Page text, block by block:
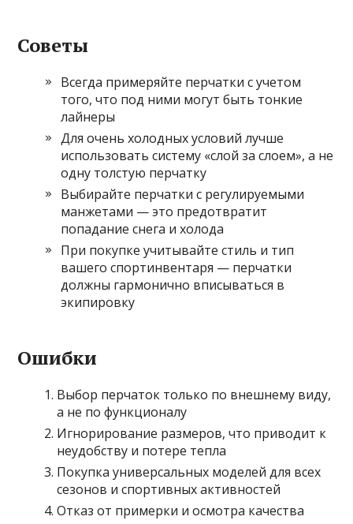
Советы
Всегда примеряйте перчатки с учетом
того, что под ними могут быть тонкие
лайнеры
Для очень холодных условий лучше
использовать систему «слой за слоем», а не
одну толстую перчатку
Выбирайте перчатки с регулируемыми
манжетами — это предотвратит
попадание снега и холода
При покупке учитывайте стиль и тип
вашего спортинвентаря — перчатки
должны гармонично вписываться в
экипировку
Ошибки
Выбор перчаток только по внешнему виду,
а не по функционалу
Игнорирование размеров, что приводит к
неудобству и потере тепла
Покупка универсальных моделей для всех
сезонов и спортивных активностей
Отказ от примерки и осмотра качества